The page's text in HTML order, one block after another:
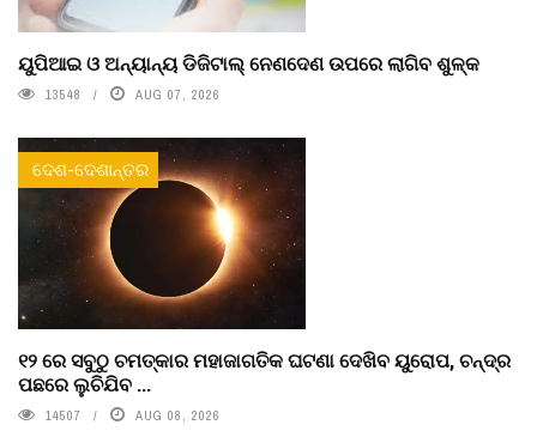
ୟୁପିଆଇ ଓ ଅନ୍ୟାନ୍ୟ ଡିଜିଟାଲ୍ ନେଣଦେଣ ଉପରେ ଲାଗିବ ଶୁଳ୍କ
13548 AUG 07, 2026
ଦେଶ-ଦେଶାନ୍ତର
୧୨ ରେ ସବୁଠୁ ଚମତ୍କାର ମହାଜାଗତିକ ଘଟଣା ଦେଖିବ ୟୁରୋପ, ଚନ୍ଦ୍ର
ପଛରେ ଲୁଚିଯିବ ...
14507 AUG 08, 2026